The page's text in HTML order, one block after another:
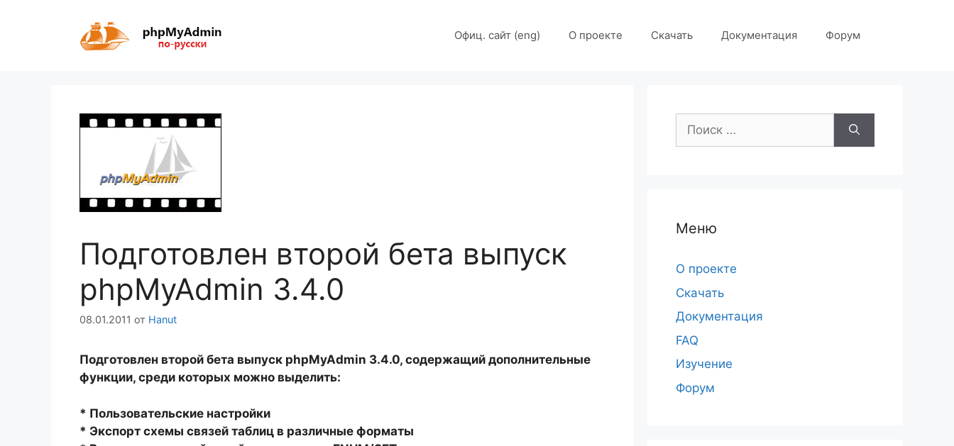
содержимому
Офиц. сайт (eng) О проекте Скачать Документация Форум
Подготовлен второй бета выпуск
phpMyAdmin 3.4.0
08.01.2011 от Hanut
Подготовлен второй бета выпуск phpMyAdmin 3.4.0, содержащий дополнительные
функции, среди которых можно выделить:
* Пользовательские настройки
* Экспорт схемы связей таблиц в различные форматы
Поиск:
Меню
О проекте
Скачать
Документация
FAQ
Изучение
Форум